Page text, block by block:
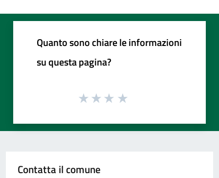
Quanto sono chiare le informazioni
su questa pagina?
Contatta il comune